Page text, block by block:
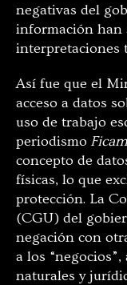
negativas del
información han
interpretaciones
Así fue que el
acceso a datos
uso de trabajo
periodismo
concepto de
físicas, lo que
protección. La
(CGU) del
negación con
a los
naturales y